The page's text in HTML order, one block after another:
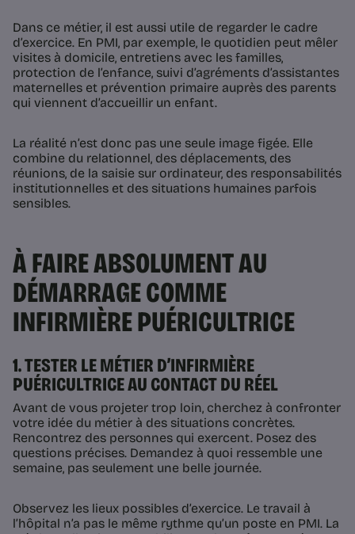
Dans ce métier, il est aussi utile de regarder le cadre
d’exercice. En PMI, par exemple, le quotidien peut mêler
visites à domicile, entretiens avec les familles,
protection de l’enfance, suivi d’agréments d’assistantes
maternelles et prévention primaire auprès des parents
qui viennent d’accueillir un enfant.
La réalité n’est donc pas une seule image figée. Elle
combine du relationnel, des déplacements, des
réunions, de la saisie sur ordinateur, des responsabilités
institutionnelles et des situations humaines parfois
sensibles.
À FAIRE ABSOLUMENT AU
DÉMARRAGE COMME
INFIRMIÈRE PUÉRICULTRICE
1. TESTER LE MÉTIER D’INFIRMIÈRE
PUÉRICULTRICE AU CONTACT DU RÉEL
Avant de vous projeter trop loin, cherchez à confronter
votre idée du métier à des situations concrètes.
Rencontrez des personnes qui exercent. Posez des
questions précises. Demandez à quoi ressemble une
semaine, pas seulement une belle journée.
Observez les lieux possibles d’exercice. Le travail à
l’hôpital n’a pas le même rythme qu’un poste en PMI. La